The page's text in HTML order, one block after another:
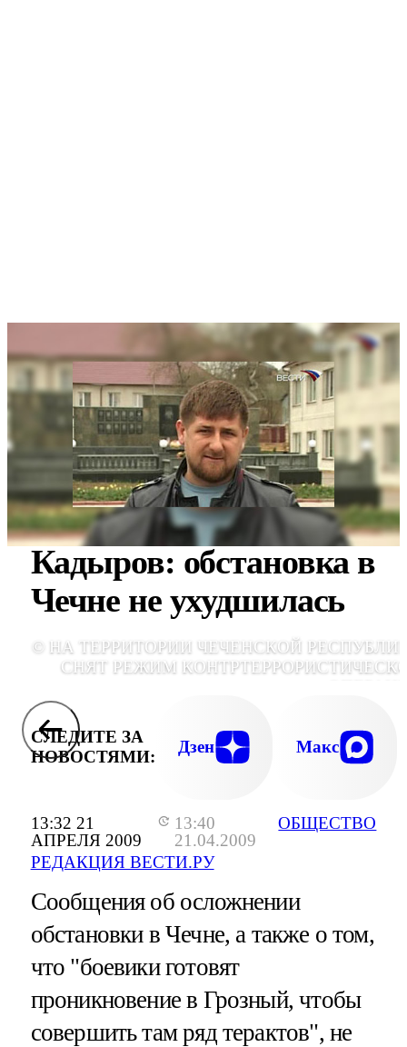
13:32 21
АПРЕЛЯ 2009
13:40
21.04.2009
РЕДАКЦИЯ ВЕСТИ.РУ
ОБЩЕСТВО
Кадыров: обстановка в
Чечне не ухудшилась
© НА ТЕРРИТОРИИ ЧЕЧЕНСКОЙ
СНЯТ РЕЖИМ
СЛЕДИТЕ ЗА
НОВОСТЯМИ:
Дзен Макс
Сообщения об осложнении
обстановки в Чечне, а также о том,
что "боевики готовят
проникновение в Грозный, чтобы
совершить там ряд терактов", не